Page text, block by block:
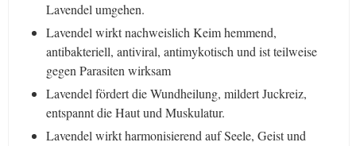
Lavendel umgehen.
Lavendel wirkt nachweislich Keim hemmend,
antibakteriell, antiviral, antimykotisch und ist teilweise
gegen Parasiten wirksam
Lavendel fördert die Wundheilung, mildert Juckreiz,
entspannt die Haut und Muskulatur.
Lavendel wirkt harmonisierend auf Seele, Geist und